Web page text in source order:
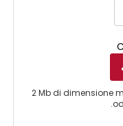
2 Mb di dimensione